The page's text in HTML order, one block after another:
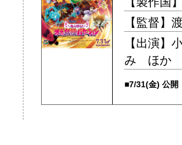
【監督】
【出演】
み ほか
■7/31(金) 公開